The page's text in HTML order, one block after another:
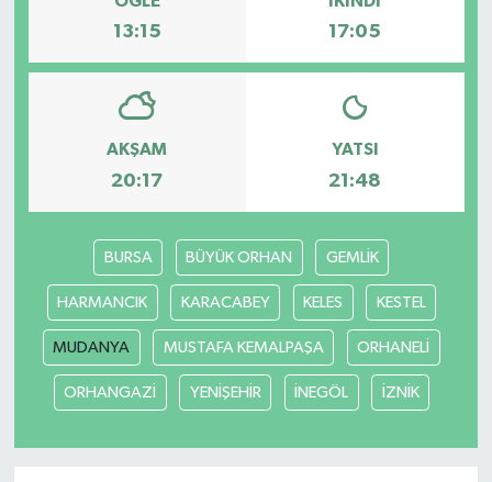
13:15 17:05
AKŞAM
20:17
YATSI
21:48
BURSA BÜYÜK ORHAN GEMLİK
HARMANCIK KARACABEY KELES KESTEL
MUDANYA MUSTAFA KEMALPAŞA ORHANELİ
ORHANGAZİ YENİŞEHİR İNEGÖL İZNİK